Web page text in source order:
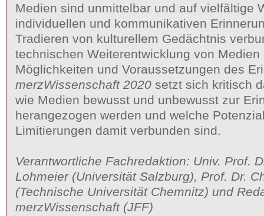
Medien sind unmittelbar und auf vielfältige
individuellen und kommunikativen
Tradieren von kulturellem Gedächtnis
technischen Weiterentwicklung von
Möglichkeiten und Voraussetzungen des
merzWissenschaft 2020 setzt sich kritisch
wie Medien bewusst und unbewusst zur
herangezogen werden und welche
Limitierungen damit verbunden sind.
Verantwortliche Fachredaktion: Univ. Prof.
Lohmeier (Universität Salzburg), Prof. Dr.
(Technische Universität Chemnitz) und
merzWissenschaft (JFF)